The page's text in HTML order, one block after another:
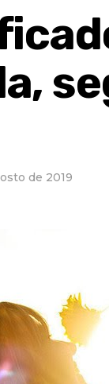
de 2019